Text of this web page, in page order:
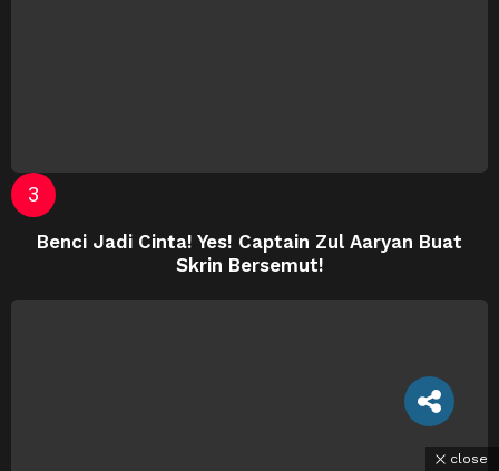
Benci Jadi Cinta! Yes! Captain Zul Aaryan Buat
Skrin Bersemut!
close